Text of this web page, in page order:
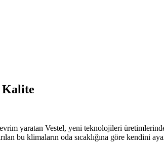
Kalite
yaratan Vestel, yeni teknolojileri
bu klimaların oda sıcaklığına göre kendini